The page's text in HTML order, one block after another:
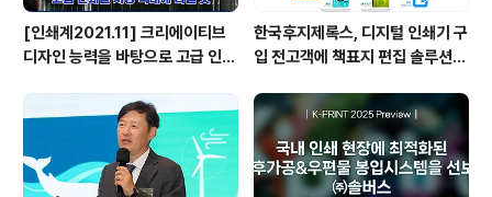
[인쇄계2021.11] 크리에이티브
디자인 능력을 바탕으로 고급 인쇄
피 한수흥 대표
한국후지제록스, 디지털 인쇄기 구
입 전고객에 책표지 편집 솔루션